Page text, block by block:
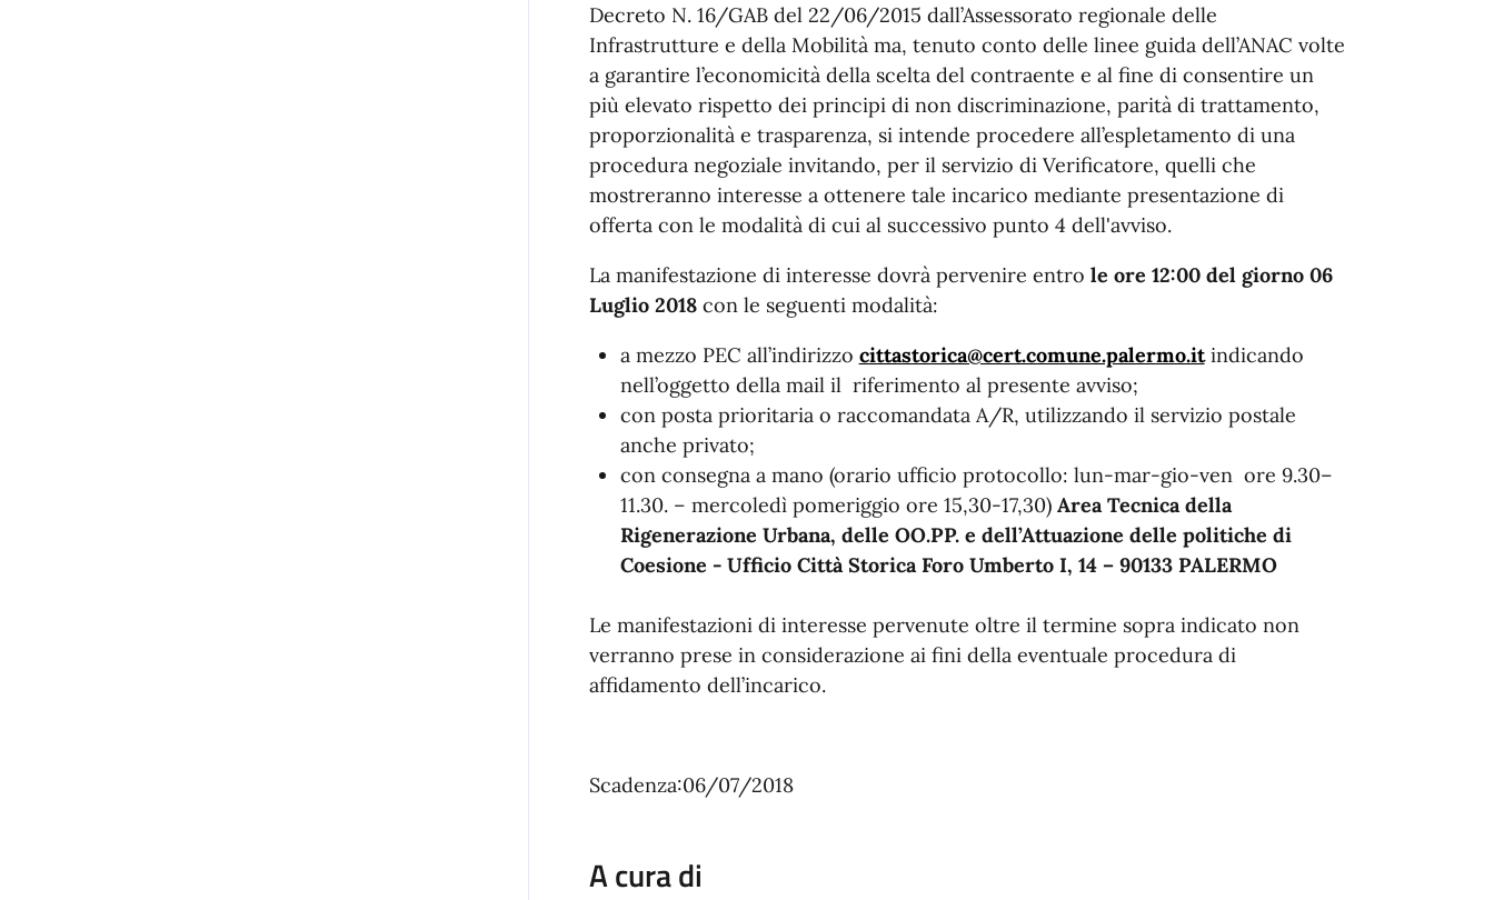
Decreto N. 16/GAB del 22/06/2015 dall’Assessorato regionale delle
Infrastrutture e della Mobilità ma, tenuto conto delle linee guida dell’ANAC volte
a garantire l’economicità della scelta del contraente e al fine di consentire un
più elevato rispetto dei principi di non discriminazione, parità di trattamento,
proporzionalità e trasparenza, si intende procedere all’espletamento di una
procedura negoziale invitando, per il servizio di Verificatore, quelli che
mostreranno interesse a ottenere tale incarico mediante presentazione di
offerta con le modalità di cui al successivo punto 4 dell'avviso.
La manifestazione di interesse dovrà pervenire entro le ore 12:00 del giorno 06
Luglio 2018con le seguenti modalità:
a mezzo PEC all’indirizzo cittastorica@cert.comune.palermo.itindicando
nell’oggetto della mail il riferimento al presente avviso;
con posta prioritaria o raccomandata A/R, utilizzando il servizio postale
anche privato;
con consegna a mano (orario ufficio protocollo: lun-mar-gio-ven ore 9.30–
11.30. – mercoledì pomeriggio ore 15,30-17,30) Area Tecnica della
Rigenerazione Urbana, delle OO.PP. e dell’Attuazione delle politiche di
Coesione - Ufficio Città Storica Foro Umberto I, 14 – 90133 PALERMO
Le manifestazioni di interesse pervenute oltre il termine sopra indicato non
verranno prese in considerazione ai fini della eventuale procedura di
affidamento dell’incarico.
Scadenza:06/07/2018
A cura di